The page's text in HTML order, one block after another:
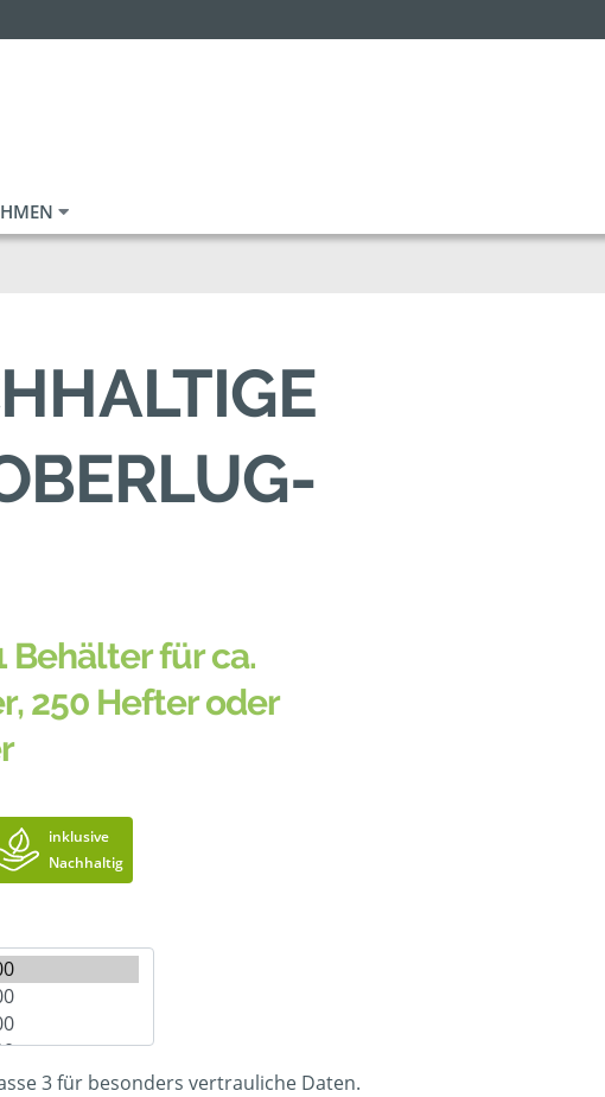
Behälter für ca.
250 Hefter oder
inklusive
Nachhaltig
3 für besonders vertrauliche Daten.